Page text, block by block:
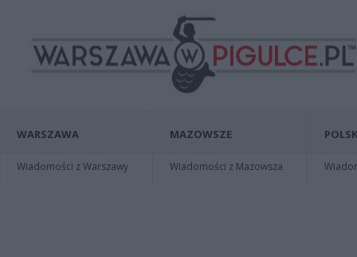
WARSZAWA
Wiadomości z Warszawy
MAZOWSZE
Wiadomości z Mazowsza